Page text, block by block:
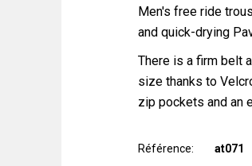
Men's free ride
and quick-drying
There is a firm belt
size thanks to
zip pockets and an
Référence:
at071